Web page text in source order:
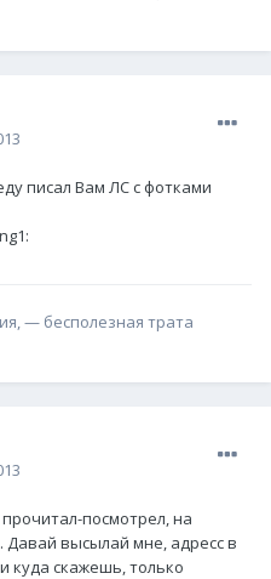
писал Вам ЛС с фотками
— бесполезная трата
посмотрел, на
высылай мне, адресс в
куда скажешь, только